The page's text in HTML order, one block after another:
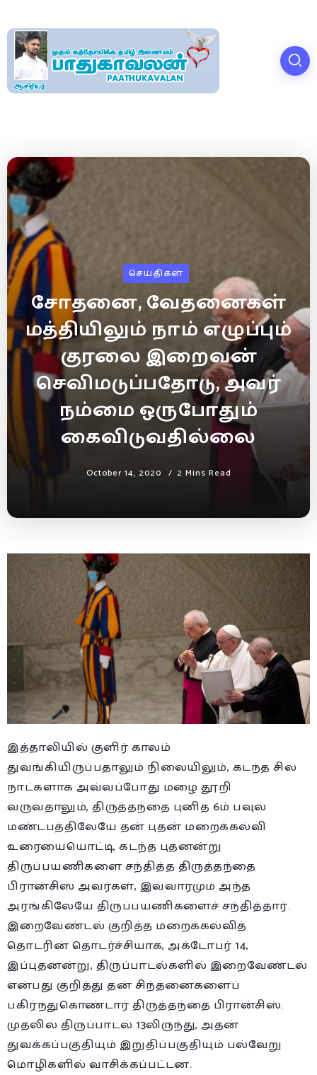
செய்திகள்
சோதனை, வேதனைகள்
மத்தியிலும் நாம் எழுப்பும்
குரலை இறைவன்
செவிமடுப்பதோடு, அவர்
நம்மை ஒருபோதும்
கைவிடுவதில்லை
October 14, 2020 2 Mins Read
இத்தாலியில் குளிர் காலம்
துவங்கியிருப்பதாலும் நிலையிலும், கடந்த சில
நாட்களாக அவ்வப்போது மழை தூறி
வருவதாலும், திருத்தந்தை புனித 6ம் பவுல்
மண்டபத்திலேயே தன் புதன் மறைக்கல்வி
உரையையொட்டி, கடந்த புதனன்று
திருப்பயணிகளை சந்தித்த திருத்தந்தை
பிரான்சிஸ் அவர்கள், இவ்வாரமும் அந்த
அரங்கிலேயே திருப்பயணிகளைச் சந்தித்தார்.
இறைவேண்டல் குறித்த மறைக்கல்வித்
தொடரின் தொடர்ச்சியாக, அக்டோபர் 14,
இப்புதனன்று, திருப்பாடல்களில் இறைவேண்டல்
என்பது குறித்து தன் சிந்தனைகளைப்
பகிர்ந்துகொண்டார் திருத்தந்தை பிரான்சிஸ்.
முதலில் திருப்பாடல் 13லிருந்து, அதன்
துவக்கப்பகுதியும் இறுதிப்பகுதியும் பல்வேறு
மொழிகளில் வாசிக்கப்பட்டன.